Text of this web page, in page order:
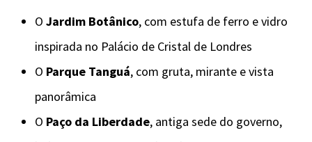
O Jardim Botânico, com estufa de ferro e vidro
inspirada no Palácio de Cristal de Londres
O Parque Tanguá, com gruta, mirante e vista
panorâmica
O Paço da Liberdade, antiga sede do governo,